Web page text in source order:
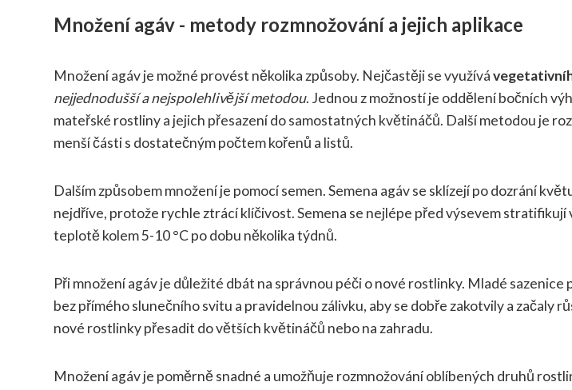
Množení agáv - metody rozmnožování a jejich aplikace
Množení agáv je možné provést několika způsoby. Nejčastěji se využívá
nejjednodušší a nejspolehlivější metodou. Jednou z možností je oddělení bočních
mateřské rostliny a jejich přesazení do samostatných květináčů. Další metodou je
menší části s dostatečným počtem kořenů a listů.
Dalším způsobem množení je pomocí semen. Semena agáv se sklízejí po dozrání
nejdříve, protože rychle ztrácí klíčivost. Semena se nejlépe před výsevem stratifikují
teplotě kolem 5-10 °C po dobu několika týdnů.
Při množení agáv je důležité dbát na správnou péči o nové rostlinky. Mladé
bez přímého slunečního svitu a pravidelnou zálivku, aby se dobře zakotvily a začaly
nové rostlinky přesadit do větších květináčů nebo na zahradu.
Množení agáv je poměrně snadné a umožňuje rozmnožování oblíbených druhů